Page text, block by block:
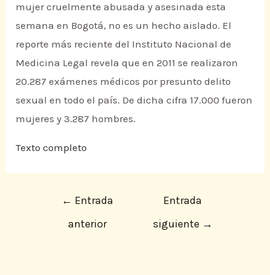
mujer cruelmente abusada y asesinada esta
semana en Bogotá, no es un hecho aislado. El
reporte más reciente del Instituto Nacional de
Medicina Legal revela que en 2011 se realizaron
20.287 exámenes médicos por presunto delito
sexual en todo el país. De dicha cifra 17.000 fueron
mujeres y 3.287 hombres.
Texto completo
← Entrada
anterior
Entrada
siguiente →